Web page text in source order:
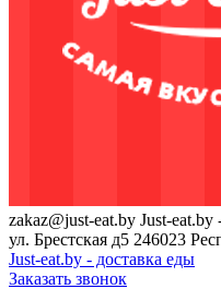
zakaz@just-eat.by Just-eat.by
ул. Брестская д5 246023
Just-eat.by - доставка еды
Заказать звонок